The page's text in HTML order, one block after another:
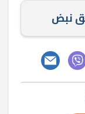
نبض